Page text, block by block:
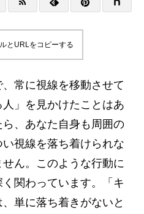
とURLをコピーする
常に視線を移動させて
」を見かけたことはあ
、あなた自身も周囲の
視線を落ち着けられな
ん。このような行動に
関わっています。「キ
単に落ち着きがないと